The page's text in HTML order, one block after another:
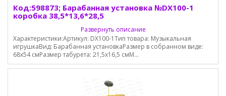
Код:598873; Барабанная установка №DX100-1
коробка 38,5*13,6*28,5
Развернуть описание
Характеристики:Артикул: DX100-1Тип товара: Музыкальная
игрушкаВид: Барабанная установкаРазмер в собранном виде:
68х54 смРазмер табурета: 21,5х16,5 смМ...